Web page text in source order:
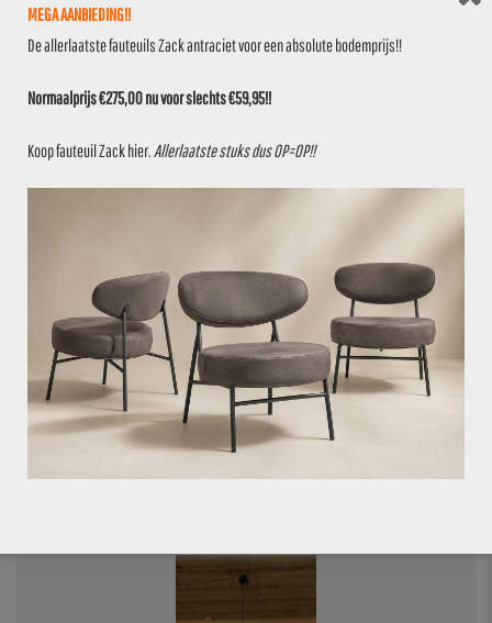
VOEG TOE AAN OFFERTE
MEGA AANBIEDING!!
De allerlaatste fauteuils Zack antraciet voor een absolute bodemprijs!!
Normaalprijs €275,00 nu voor slechts €59,95!!
Koop fauteuil Zackhier. Allerlaatste stuks dus OP=OP!!